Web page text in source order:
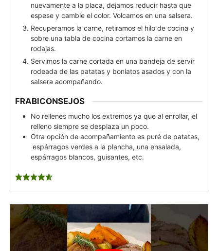
nuevamente a la placa, dejamos reducir hasta que
espese y cambie el color. Volcamos en una salsera.
Recuperamos la carne, retiramos el hilo de cocina y
sobre una tabla de cocina cortamos la carne en
rodajas.
Servimos la carne cortada en una bandeja de servir
rodeada de las patatas y boniatos asados y con la
salsera acompañando.
FRABICONSEJOS
No rellenes mucho los extremos ya que al enrollar, el
relleno siempre se desplaza un poco.
Otra opción de acompañamiento es puré de patatas,
espárragos verdes a la plancha, una ensalada,
espárragos blancos, guisantes, etc.